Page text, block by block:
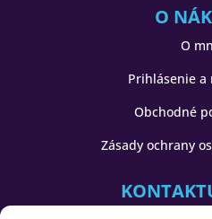
O
O
Prihlásenie a
Obchodné
Zásady ochrany